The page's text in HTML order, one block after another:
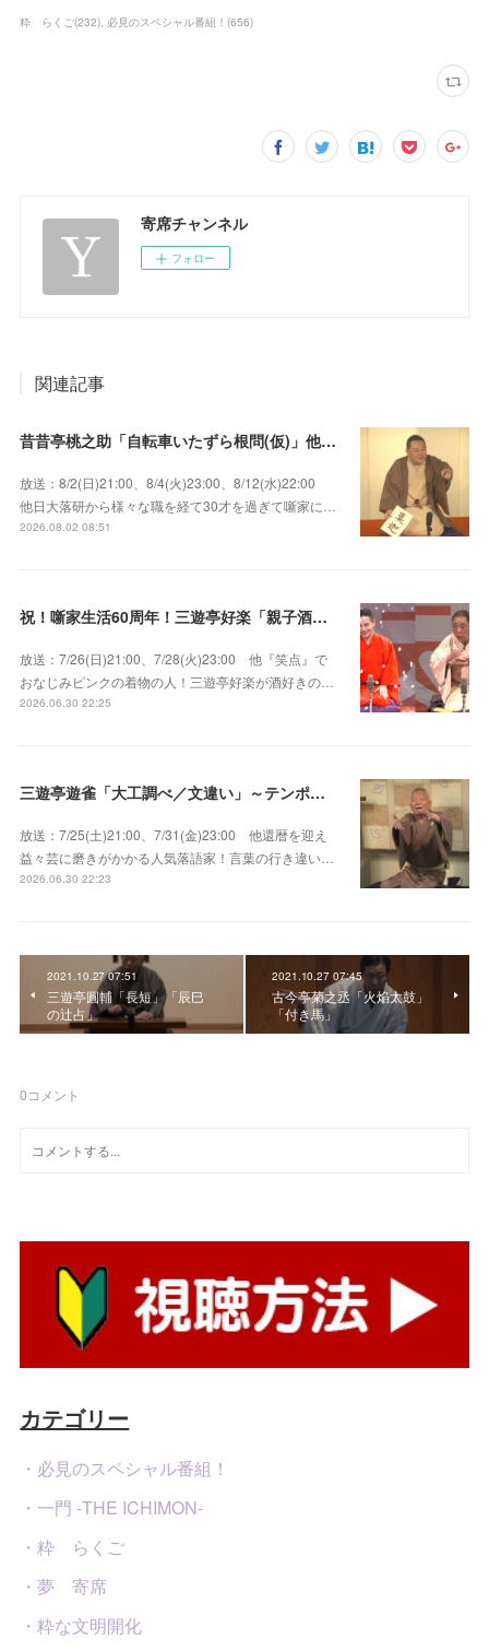
粋 らくご(232) 必見のスペシャル番組！ (656)
寄席チャンネル
フォロー
関連記事
昔昔亭桃之助「自転車いたずら根問(仮)」他～師匠・桃太郎のいない初めての桜の季節の独演会！
放送：8/2(日)21:00、8/4(火)23:00、8/12(水)22:00
他日大落研から様々な職を経て30才を過ぎて噺家に…
2026.08.02 08:51
祝！噺家生活60周年！三遊亭好楽「親子酒」錦笑亭満堂「桜ん坊」～満堂フェス2026
放送：7/26(日)21:00、7/28(火)23:00 他『笑点』で
おなじみピンクの着物の人！三遊亭好楽が酒好きの…
2026.06.30 22:25
三遊亭遊雀「大工調べ／文違い」～テンポよくたたみかける語り口で人気・実力とも屈指！
放送：7/25(土)21:00、7/31(金)23:00 他還暦を迎え
益々芸に磨きがかかる人気落語家！言葉の行き違い…
2026.06.30 22:23
2021.10.27 07:51
三遊亭圓輔「長短」「辰巳
の辻占」
2021.10.27 07:45
古今亭菊之丞「火焔太鼓」
「付き馬」
0コメント
カテゴリー
・必見のスペシャル番組！
・一門 -THE ICHIMON-
・粋 らくご
・夢 寄席
・粋な文明開化